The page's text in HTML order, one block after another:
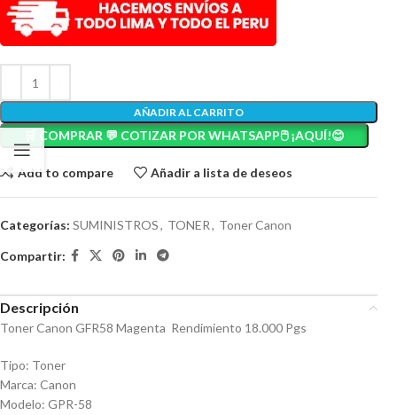
AÑADIR AL CARRITO
🛒 COMPRAR 💬 COTIZAR POR WHATSAPP🖱️ ¡AQUÍ!😊
Add to compare Añadir a lista de deseos
Categorías: SUMINISTROS, TONER, Toner Canon
Compartir:
Descripción
Toner Canon GFR58 Magenta Rendimiento 18.000 Pgs
Tipo: Toner
Marca: Canon
Modelo: GPR-58